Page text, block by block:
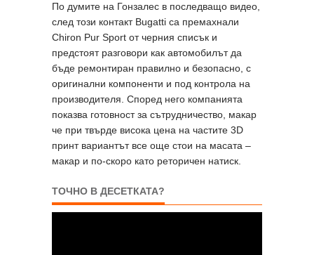
По думите на Гонзалес в последващо видео,
след този контакт Bugatti са премахнали
Chiron Pur Sport от черния списък и
предстоят разговори как автомобилът да
бъде ремонтиран правилно и безопасно, с
оригинални компоненти и под контрола на
производителя. Според него компанията
показва готовност за сътрудничество, макар
че при твърде висока цена на частите 3D
принт вариантът все още стои на масата –
макар и по-скоро като реторичен натиск.
ТОЧНО В ДЕСЕТКАТА?